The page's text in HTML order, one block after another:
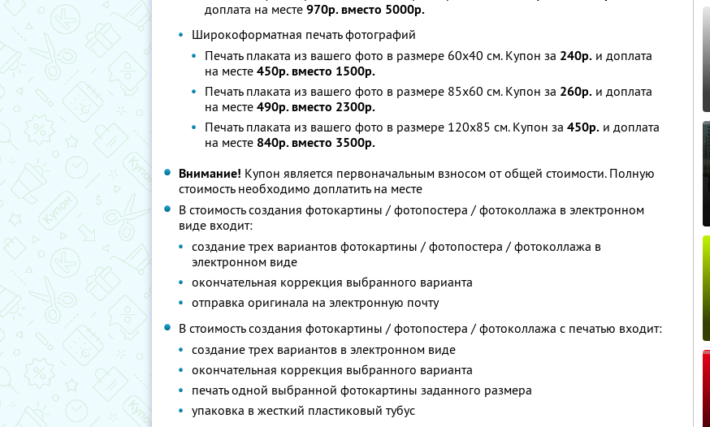
доплата на месте 970р. вместо 5000р.
Широкоформатная печать фотографий
Печать плаката из вашего фото в размере 60x40 см. Купон за 240р. и доплата
на месте 450р. вместо 1500р.
Печать плаката из вашего фото в размере 85x60 см. Купон за 260р. и доплата
на месте 490р. вместо 2300р.
Печать плаката из вашего фото в размере 120x85 см. Купон за 450р. и доплата
на месте 840р. вместо 3500р.
Внимание! Купон является первоначальным взносом от общей стоимости. Полную
стоимость необходимо доплатить на месте
В стоимость создания фотокартины / фотопостера / фотоколлажа в электронном
виде входит:
создание трех вариантов фотокартины / фотопостера / фотоколлажа в
электронном виде
окончательная коррекция выбранного варианта
отправка оригинала на электронную почту
В стоимость создания фотокартины / фотопостера / фотоколлажа с печатью входит:
создание трех вариантов в электронном виде
окончательная коррекция выбранного варианта
печать одной выбранной фотокартины заданного размера
упаковка в жесткий пластиковый тубус